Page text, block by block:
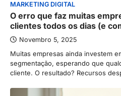
MARKETING DIGITAL
O erro que faz muitas
clientes todos os dias (e
Novembro 5, 2025
Muitas empresas ainda investem
segmentação, esperando que
cliente. O resultado? Recursos